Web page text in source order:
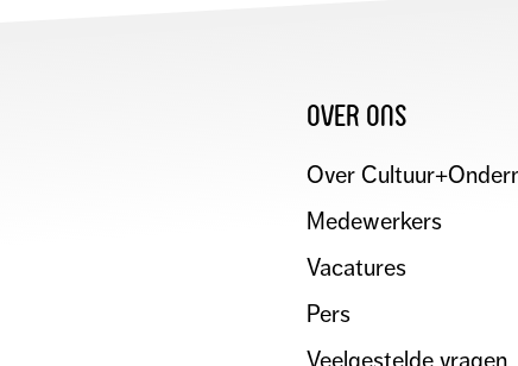
over ons
Over
Medewerkers
Vacatures
Pers